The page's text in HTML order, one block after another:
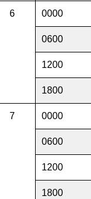
6 0000
0600
1200
1800
7 0000
0600
1200
1800